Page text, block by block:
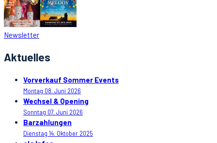
Newsletter
Aktuelles
Vorverkauf Sommer Events
Montag 08. Juni 2026
Wechsel & Opening
Sonntag 07. Juni 2026
Barzahlungen
Dienstag 14. Oktober 2025